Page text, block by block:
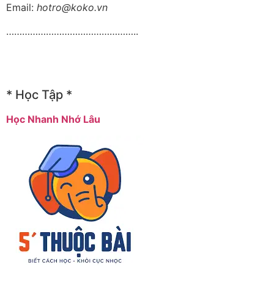
Email: hotro@koko.vn
…………………………………………..
* Học Tập *
Học Nhanh Nhớ Lâu